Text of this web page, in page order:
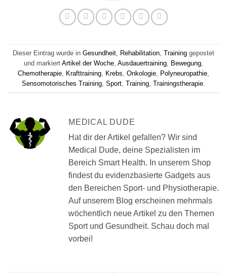
Dieser Eintrag wurde in Gesundheit Rehabilitation Training gepostet
und markiert Artikel der Woche Ausdauertraining Bewegung
Chemotherapie Krafttraining Krebs Onkologie Polyneuropathie
Sensomotorisches Training Sport Training Trainingstherapie
MEDICAL DUDE
Hat dir der Artikel gefallen? Wir sind
Medical Dude, deine Spezialisten im
Bereich Smart Health. In unserem Shop
findest du evidenzbasierte Gadgets aus
den Bereichen Sport- und Physiotherapie.
Auf unserem Blog erscheinen mehrmals
wöchentlich neue Artikel zu den Themen
Sport und Gesundheit. Schau doch mal
vorbei!